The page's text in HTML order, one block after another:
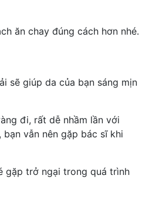
ăn chay đúng cách hơn nhé.
sẽ giúp da của bạn sáng mịn
đi, rất dễ nhầm lần với
vẫn nên gặp bác sĩ khi
gặp trở ngại trong quá trình